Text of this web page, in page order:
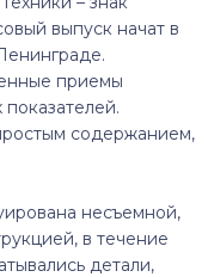
выпуск начат в
приемы
содержанием,
несъемной,
в течение
детали,